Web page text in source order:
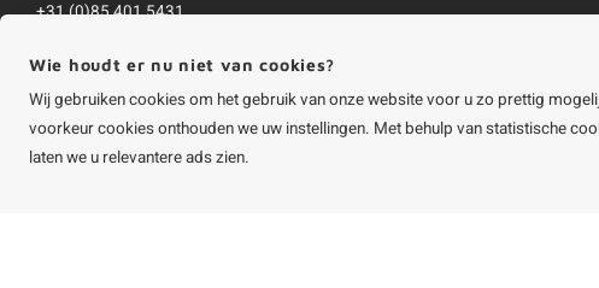
+31 (0)85 401 5431
Alle bedragen zijn incl. btw
Wie houdt er nu niet van cookies?
Wij gebruiken cookies om het gebruik van onze website voor u zo prettig
voorkeur cookies onthouden we uw instellingen. Met behulp van statistische
laten we u relevantere ads zien.